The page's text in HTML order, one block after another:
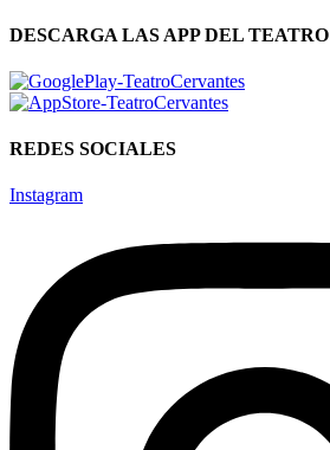
DESCARGA LAS APP DEL TEATRO
REDES SOCIALES
Instagram